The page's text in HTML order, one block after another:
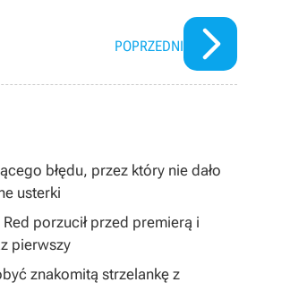
POPRZEDNI
błędu, przez który nie dało
usterki
porzucił przed premierą i
pierwszy
znakomitą strzelankę z